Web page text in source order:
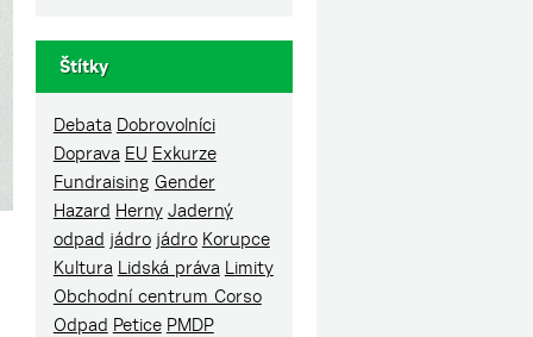
Štítky
Debata Dobrovolníci
Doprava EU Exkurze
Fundraising Gender
Hazard Herny Jaderný
odpad jádro jádro Korupce
Kultura Lidská práva Limity
Obchodní centrum Corso
Odpad Petice PMDP